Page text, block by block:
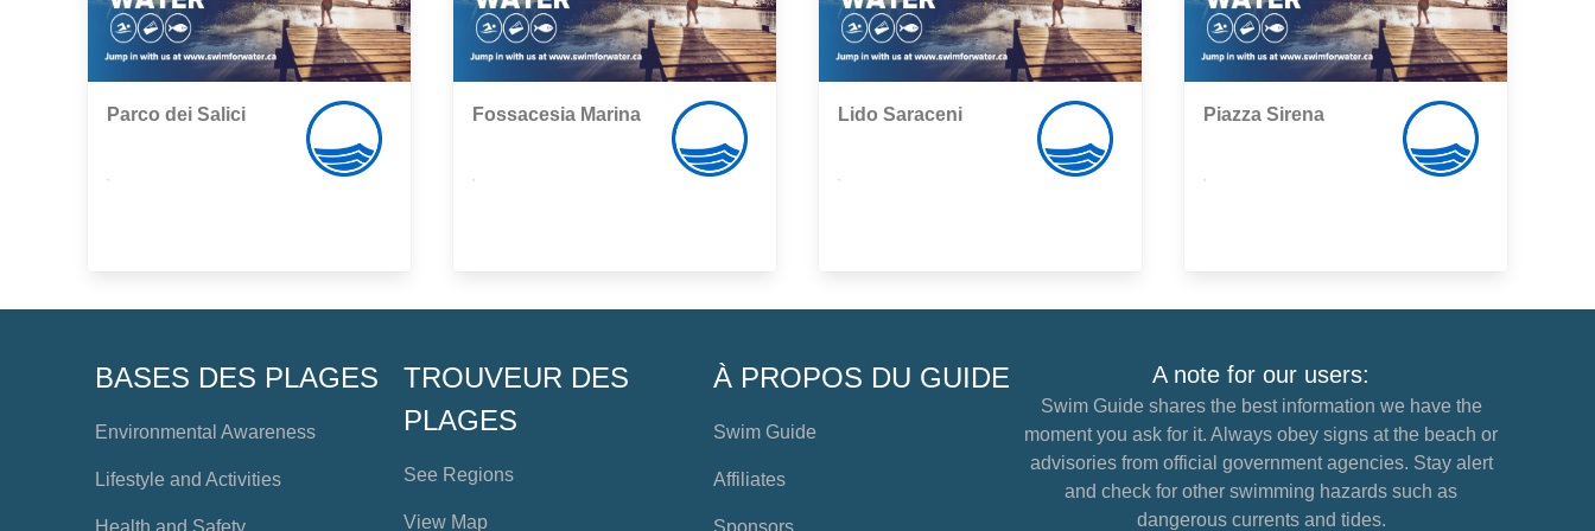
Parco dei Salici Fossacesia Marina Lido Saraceni Piazza Sirena
BASES DES PLAGES
Environmental Awareness
Lifestyle and Activities
Health and Safety
TROUVEUR DES
PLAGES
See Regions
View Map
À PROPOS DU GUIDE
Swim Guide
Affiliates
Sponsors
A note for our users:
Swim Guide shares the best information we have the
moment you ask for it. Always obey signs at the beach or
advisories from official government agencies. Stay alert
and check for other swimming hazards such as
dangerous currents and tides.